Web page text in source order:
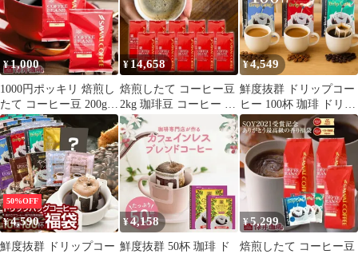
カフェオレ お得用 徳用
福袋 フリーズドライ
ム ソル ルナ テルス オ
ーロ プラタ ブロンセ 6
種 金と銀と銅
¥1,000
1000円ポッキリ 焙煎し
たて コーヒー豆 200g
珈琲豆 お試し 100gx2袋
コーヒー 20杯分 飲み比
べ セット やくもブレン
ド スペシャルブレンド
【追跡ゆうメール／同
梱不可】
¥14,658
焙煎したて コーヒー豆
2kg 珈琲豆 コーヒー 大
容量 200gx10袋 中挽き/
豆のまま 200杯分 飲み
比べ セット ビクトリー
フォルテシモ やくも キ
リマンジャロ
¥ 4,549
鮮度抜群 ドリップコー
ヒー 100杯 珈琲 ドリッ
プパック コーヒー 福袋
ドリップバッグ 福袋 大
容量 個包装 8g 選べる
セット ライト マイルド
ビター
50%OFF
¥4,590
鮮度抜群 ドリップコー
¥4,158
鮮度抜群 50杯 珈琲 ド
¥5,299
焙煎したて コーヒー豆